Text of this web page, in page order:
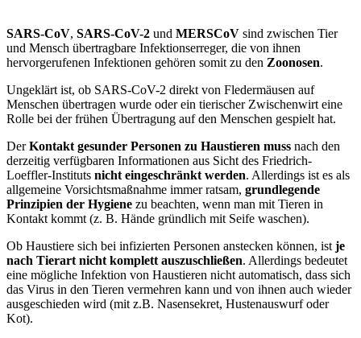
SARS-CoV, SARS-CoV-2 und MERSCoV sind zwischen Tier
und Mensch übertragbare Infektionserreger, die von ihnen
hervorgerufenen Infektionen gehören somit zu den Zoonosen.
Ungeklärt ist, ob SARS-CoV-2 direkt von Fledermäusen auf
Menschen übertragen wurde oder ein tierischer Zwischenwirt eine
Rolle bei der frühen Übertragung auf den Menschen gespielt hat.
DerKontakt gesunder Personen zu Haustieren muss nach den
derzeitig verfügbaren Informationen aus Sicht des Friedrich-
Loeffler-Instituts nicht eingeschränkt werden. Allerdings ist es als
allgemeine Vorsichtsmaßnahme immer ratsam, grundlegende
Prinzipien der Hygiene zu beachten, wenn man mit Tieren in
Kontakt kommt (z. B. Hände gründlich mit Seife waschen).
Ob Haustiere sich bei infizierten Personen anstecken können, istje
nach Tierart nicht komplett auszuschließen. Allerdings bedeutet
eine mögliche Infektion von Haustieren nicht automatisch, dass sich
das Virus in den Tieren vermehren kann und von ihnen auch wieder
ausgeschieden wird (mit z.B. Nasensekret, Hustenauswurf oder
Kot).